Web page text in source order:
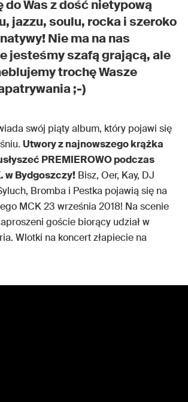
do Was z dość nietypową
jazzu, soulu, rocka i szeroko
Nie ma na nas
jesteśmy szafą grającą, ale
trochę Wasze
;-)
swój piąty album, który pojawi się
Utwory z najnowszego krążka
PREMIEROWO podczas
w Bydgoszczy! Bisz, Oer, Kay, DJ
Bromba i Pestka pojawią się na
MCK 23 września 2018! Na scenie
goście biorący udział w
Wlotki na koncert złapiecie na